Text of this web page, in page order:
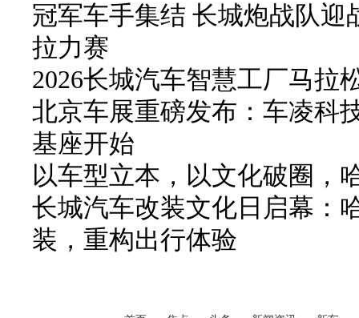
冠军车手集结 长城炮战队迎
拉力赛
2026长城汽车智慧工厂马拉
北京车展重磅发布：车凌科
基座开始
以车型立本，以文化破圈，
长城汽车改装文化日启幕：
装，重构出行体验